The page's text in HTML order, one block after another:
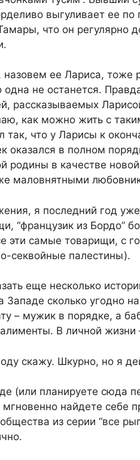
выгуливает ее по
что он регулярно
ее Лариса, тоже
одна не останется.
рассказываемых
как можно жить с
так, что у Ларисы к
оказался в полном
родины в качестве
маловнятными
я последний год
“французик из Бордо”
эти самые товарищи, с
секвойные палестины).
еще несколько
Западе сколько угодно
– мужик в порядке, а
алименты. В личной
скажу. Шкурно, но я
(или планируете сюда
найдете себе
из серии “все